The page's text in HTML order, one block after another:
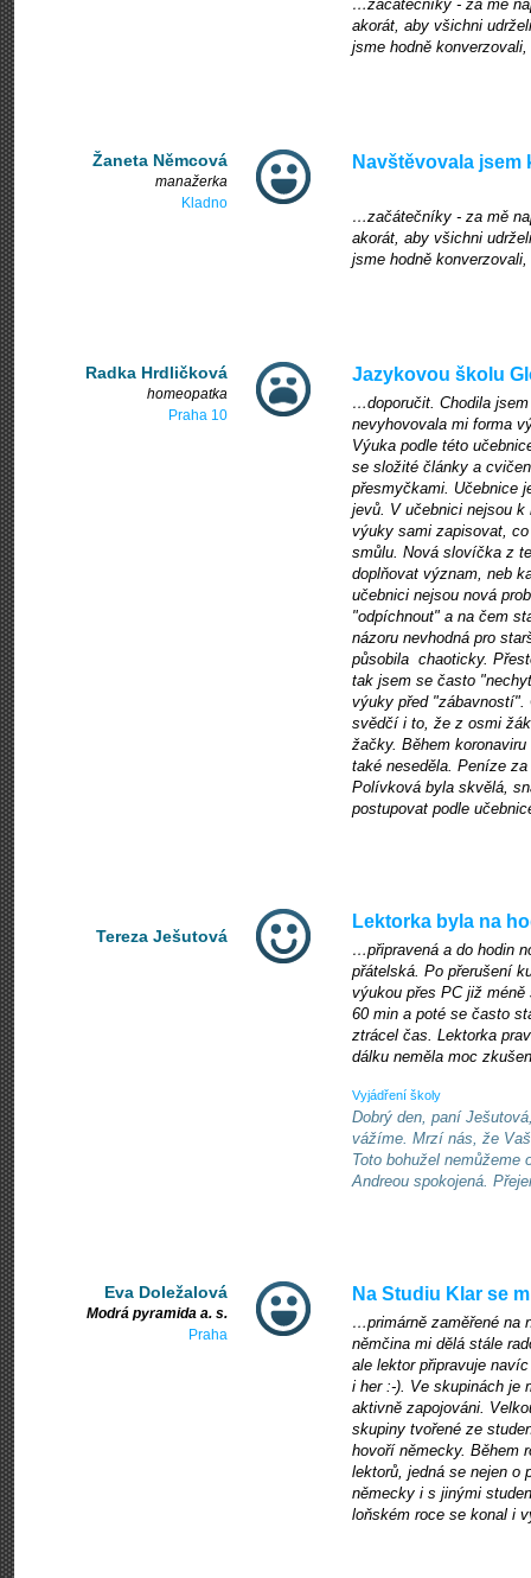
…začátečníky - za mě
akorát, aby všichni
jsme hodně
Žaneta Němcová
manažerka
Kladno
Navštěvovala
…začátečníky - za mě
akorát, aby všichni
jsme hodně
Radka Hrdličková
homeopatka
Praha 10
Jazykovou školu
…doporučit. Chodila
nevyhovovala mi forma
Výuka podle této
se složité články a
přesmyčkami. Učebnice
jevů. V učebnici nejsou
výuky sami zapisovat,
smůlu. Nová slovíčka z
doplňovat význam, neb
učebnici nejsou nová
"odpíchnout" a na čem
názoru nevhodná pro
působila chaoticky.
tak jsem se často
výuky před "zábavností".
svědčí i to, že z osmi
žačky. Během
také neseděla. Peníze
Polívková byla skvělá,
postupovat podle
Tereza Ješutová
Lektorka byla na
…připravená a do hodin
přátelská. Po přerušení
výukou přes PC již
60 min a poté se často
ztrácel čas. Lektorka
dálku neměla moc
Vyjádření školy
Dobrý den, paní
vážíme. Mrzí nás, že
Toto bohužel
Andreou spokojená.
Eva Doležalová
Modrá pyramida a. s.
Praha
Na Studiu Klar se
…primárně zaměřené na
němčina mi dělá stále
ale lektor připravuje
i her :-). Ve skupinách je
aktivně zapojováni.
skupiny tvořené ze
hovoří německy. Během
lektorů, jedná se nejen o
německy i s jinými
loňském roce se konal i